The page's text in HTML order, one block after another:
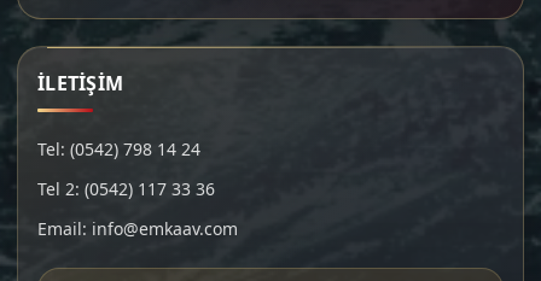
İLETİŞİM
Tel: (0542) 798 14 24
Tel 2: (0542) 117 33 36
Email: info@emkaav.com